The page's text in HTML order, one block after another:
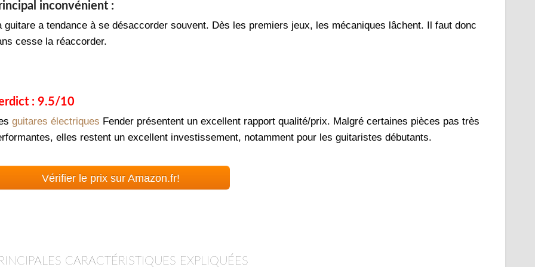
inconvénient :
guitare a tendance à se désaccorder souvent. Dès les premiers jeux, les mécaniques lâchent. Il faut donc
cesse la réaccorder.
: 9.5/10
guitares électriques Fender présentent un excellent rapport qualité/prix. Malgré certaines pièces pas très
elles restent un excellent investissement, notamment pour les guitaristes débutants.
Vérifier le prix sur Amazon.fr!
CARACTÉRISTIQUES EXPLIQUÉES